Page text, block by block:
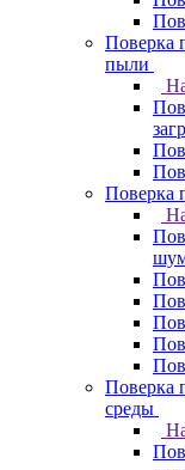
Поверка
пыли
Поверка
Поверка
среды